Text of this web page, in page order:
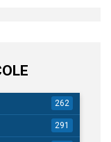
262
291